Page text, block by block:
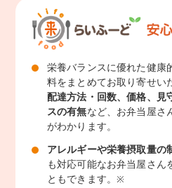
栄養バランスに優れた健康
料をまとめてお取り寄せい
配達方法・回数、価格、見
スの有無など、お弁当屋さ
がわかります。
アレルギーや栄養摂取量の
も対応可能なお弁当屋さん
ともできます。※